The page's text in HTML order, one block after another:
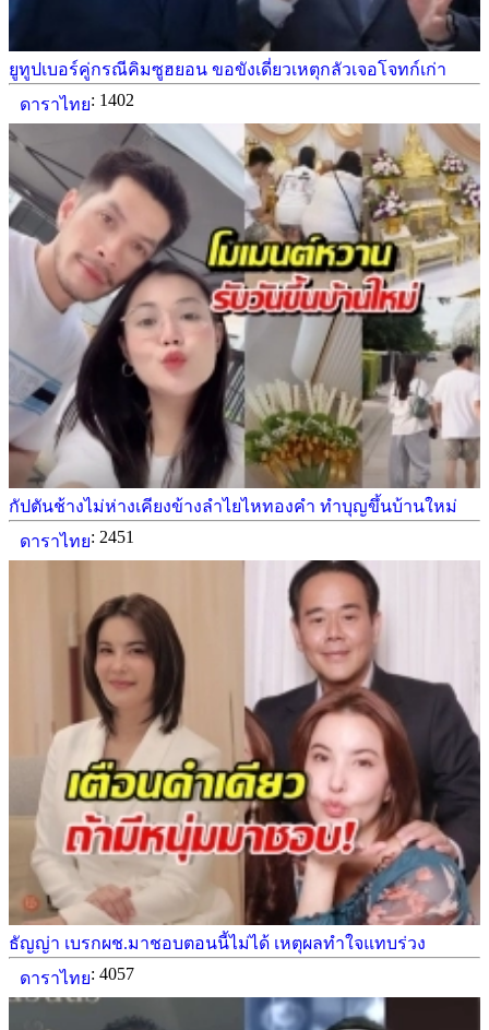
ยูทูปเบอร์คู่กรณีคิมซูฮยอน ขอขังเดี่ยวเหตุกลัวเจอโจทก์เก่า
ดาราไทย: 1402
กัปตันช้างไม่ห่างเคียงข้างลำไยไหทองคำ ทำบุญขึ้นบ้านใหม่
ดาราไทย: 2451
ธัญญ่า เบรกผช.มาชอบตอนนี้ไม่ได้ เหตุผลทำใจแทบร่วง
ดาราไทย: 4057